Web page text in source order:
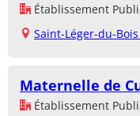
Établissement
Saint-Léger-du-Bois
Maternelle de
Établissement